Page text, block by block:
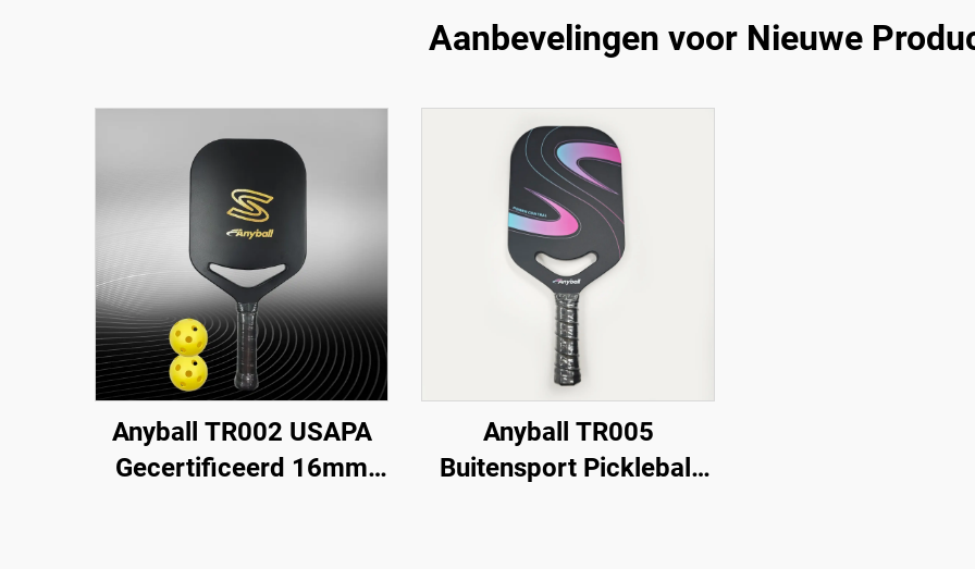
Aanbevelingen voor Nieuwe
Anyball TR002 USAPA
Gecertificeerd 16mm
Anyball TR005
Buitensport Pickleball